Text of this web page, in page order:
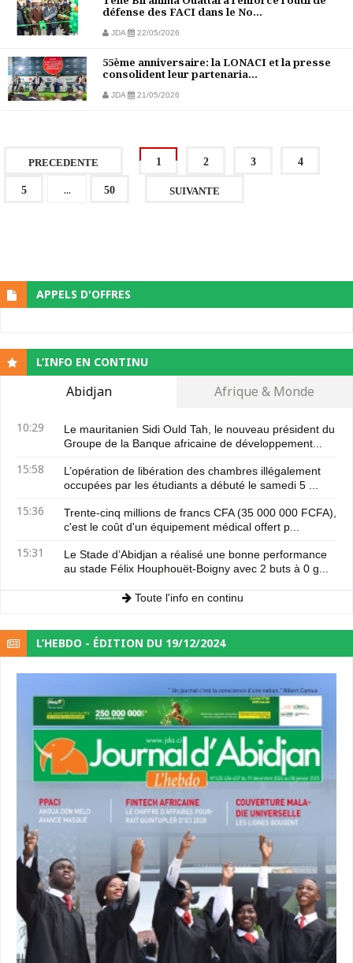
défense des FACI dans le No...
JDA 22/05/2026
55ème anniversaire: la LONACI et la presse
consolident leur partenaria...
JDA 21/05/2026
PRECEDENTE 1 2 3 4
5 ... 50 SUIVANTE
APPELS D'OFFRES
L’INFO EN CONTINU
Abidjan Afrique & Monde
10:29
Le mauritanien Sidi Ould Tah, le nouveau président du
Groupe de la Banque africaine de développement...
15:58
L’opération de libération des chambres illégalement
occupées par les étudiants a débuté le samedi 5 ...
15:36
Trente-cinq millions de francs CFA (35 000 000 FCFA),
c'est le coût d'un équipement médical offert p...
15:31
Le Stade d’Abidjan a réalisé une bonne performance
au stade Félix Houphouët-Boigny avec 2 buts à 0 g...
Toute l'info en continu
L’HEBDO - ÉDITION DU 19/12/2024